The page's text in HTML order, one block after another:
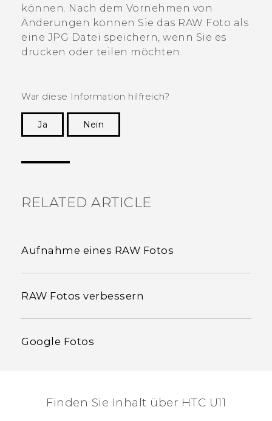
können. Nach dem Vornehmen von
Änderungen können Sie das RAW Foto als
eine JPG Datei speichern, wenn Sie es
drucken oder teilen möchten.
War diese Information hilfreich?
Ja
Nein
RELATED ARTICLE
Aufnahme eines RAW Fotos
RAW Fotos verbessern
Google Fotos
Finden Sie Inhalt über‎ HTC U11